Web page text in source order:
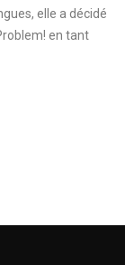
elle a décidé
en tant